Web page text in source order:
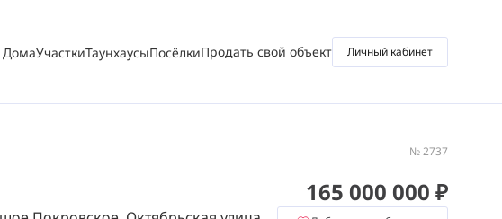
ДомаУчасткиТаунхаусыПосёлкиПродать свой объект Личный кабинет
№ 2737
165 000 000 ₽